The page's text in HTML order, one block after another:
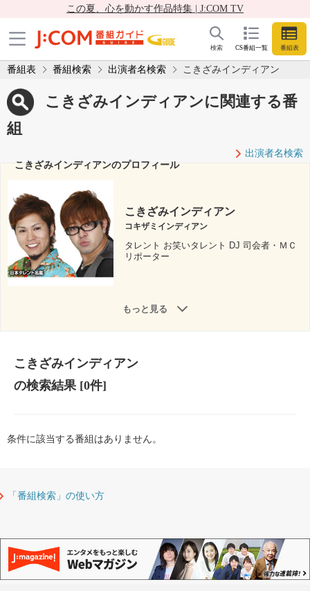
この夏、心を動かす作品特集 | J:COM TV
CS番組一覧 番組表
検索
番組表 番組検索 出演者名検索 こきざみインディアン
こきざみインディアンに関連する番
組
出演者名検索
こきざみインディアンのプロフィール
こきざみインディアン
コキザミインディアン
タレント お笑いタレント DJ 司会者・ＭＣ
リポーター
もっと見る
こきざみインディアン
の検索結果[0件]
条件に該当する番組はありません。
「番組検索」の使い方